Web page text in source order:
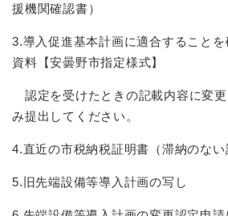
援機関確認書）
3.導入促進基本計画に適合すること
資料【安曇野市指定様式】
認定を受けたときの記載内容に変
み提出してください。
4.直近の市税納税証明書（滞納のない
5.旧先端設備等導入計画の写し